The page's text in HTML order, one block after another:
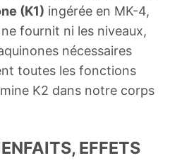
(K1) ingérée en MK-4,
fournit ni les niveaux,
nécessaires
toutes les fonctions
K2 dans notre corps
EFFETS